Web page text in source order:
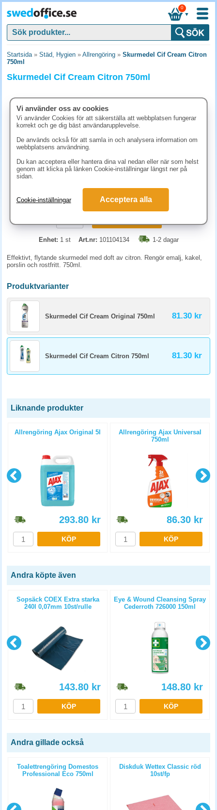
▼
0
Startsida» Städ, Hygien » Allrengöring » Skurmedel Cif Cream Citron
750ml
Skurmedel Cif Cream Citron 750ml
81.30 kr (inkl. moms)
Enhet: 1 st Art.nr: 101104134 1-2 dagar
Effektivt, flytande skurmedel med doft av citron. Rengör emalj, kakel,
porslin och rostfritt. 750ml.
Produktvarianter
Skurmedel Cif Cream Original 750ml 81.30 kr
Skurmedel Cif Cream Citron 750ml 81.30 kr
Liknande produkter
Allrengöring Ajax Original 5l
293.80 kr
KÖP
Allrengöring Ajax Universal
750ml
86.30 kr
KÖP
Andra köpte även
Sopsäck COEX Extra starka
240l 0,07mm 10st/rulle
143.80 kr
KÖP
Eye & Wound Cleansing Spray
Cederroth 726000 150ml
148.80 kr
KÖP
Andra gillade också
Toalettrengöring Domestos
Professional Eco 750ml
Diskduk Wettex Classic röd
10st/fp
Vi använder oss av cookies
Vi använder Cookies för att säkerställa att webbplatsen fungerar
korrekt och ge dig bäst användarupplevelse.
De används också för att samla in och analysera information om
webbplatsens användning.
Du kan acceptera eller hantera dina val nedan eller när som helst
genom att klicka på länken Cookie-inställningar längst ner på
sidan.
Cookie-inställningar Acceptera alla